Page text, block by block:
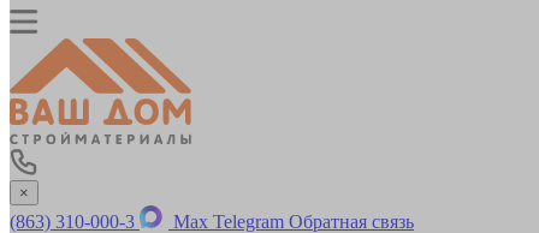
×
(863) 310-000-3 Max Telegram Обратная связь